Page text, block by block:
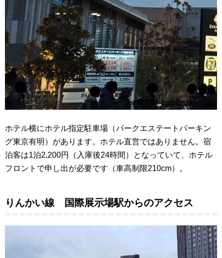
ホテル横にホテル指定駐車場（パークエステートパーキン
グ東京有明）があります。ホテル直営ではありません。宿
泊客は1泊2,200円（入庫後24時間）となっていて、ホテル
フロントで申し出が必要です（車高制限210cm）。
りんかい線 国際展示場駅からのアクセス